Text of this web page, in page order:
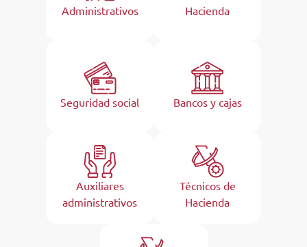
Administrativos Hacienda
Seguridad social Bancos y cajas
Auxiliares
administrativos
Técnicos de
Hacienda